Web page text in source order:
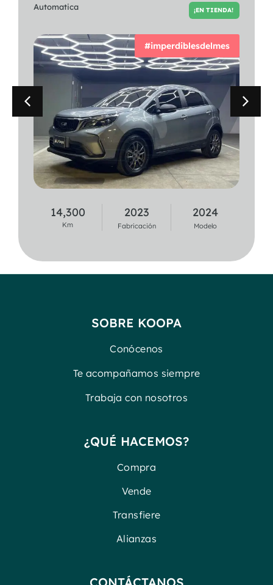
Automatica ¡EN TIENDA!
#imperdiblesdelmes
14,300
Km
2023
Fabricación
2024
Modelo
Automatica
37,100
Km
2020
Fabricación
2021
Modelo
SOBRE KOOPA
Conócenos
Te acompañamos siempre
Trabaja con nosotros
¿QUÉ HACEMOS?
Compra
Vende
Transfiere
Alianzas